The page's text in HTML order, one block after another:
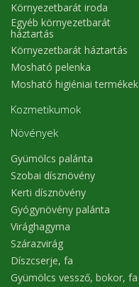
Környezetbarát iroda
Egyéb környezetbarát
háztartás
Környezetbarát háztartás
Mosható pelenka
Mosható higiéniai termékek
Kozmetikumok
Növények
Gyümölcs palánta
Szobai dísznövény
Kerti dísznövény
Gyógynövény palánta
Virághagyma
Szárazvirág
Díszcserje, fa
Gyümölcs vessző, bokor, fa